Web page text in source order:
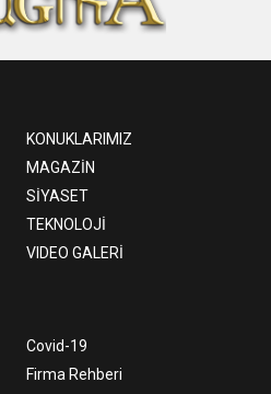
KONUKLARIMIZ
MAGAZİN
SİYASET
TEKNOLOJİ
VIDEO GALERİ
Covid-19
Firma Rehberi